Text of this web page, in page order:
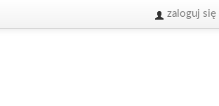
zaloguj się